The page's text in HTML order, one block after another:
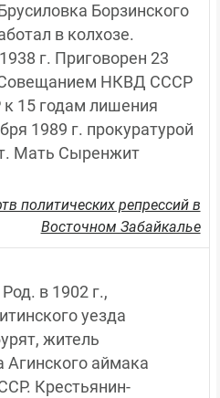
Борзинского
в колхозе.
г. Приговорен 23
НКВД СССР
15 годам лишения
1989 г. прокуратурой
Мать Сыренжит
политических репрессий в
Восточном Забайкалье
в 1902 г.,
уезда
житель
Агинского аймака
Крестьянин-